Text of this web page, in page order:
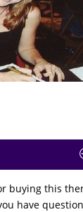
buying this
have